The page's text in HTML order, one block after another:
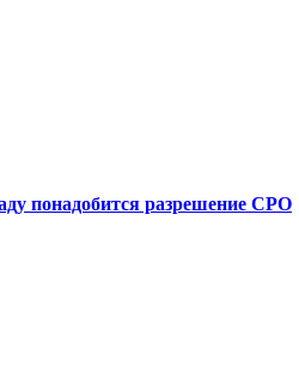
понадобится разрешение СРО